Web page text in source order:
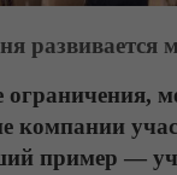
развивается
компании
пример —